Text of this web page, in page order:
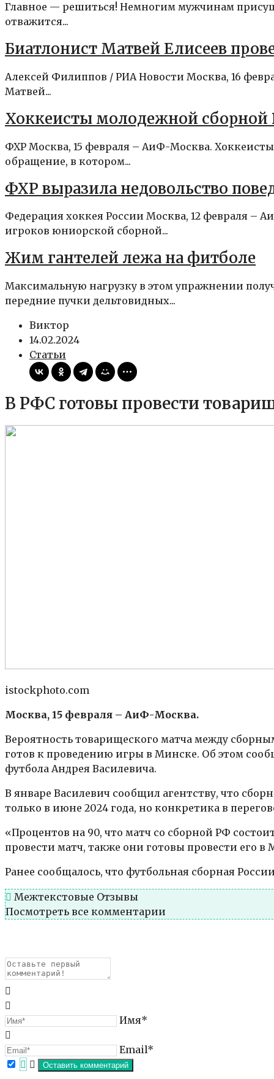
Главное — решиться! Немногим мужчинам
отважится...
Биатлонист Матвей Елисеев
Алексей Филиппов / РИА Новости Москва, 16
Матвей...
Хоккеисты молодежной сборной
ФХР Москва, 15 февраля – АиФ-Москва.
обращение, в котором...
ФХР выразила недовольство
Федерация хоккея России Москва, 12 февраля –
игроков юниорской сборной...
Жим гантелей лежа на фитболе
Максимальную нагрузку в этом упражнении
передние пучки дельтовидных...
Виктор
14.02.2024
Статьи
В РФС готовы провести
istockphoto.com
Москва, 15 февраля – АиФ-Москва.
Вероятность товарищеского матча между
готов к проведению игры в Минске. Об этом
футбола Андрея Василевича.
В январе Василевич сообщил агентству, что
только в июне 2024 года, но конкретика в
«Процентов на 90, что матч со сборной РФ
провести матч, также они готовы провести его
Ранее сообщалось, что футбольная сборная
Межтекстовые Отзывы
Посмотреть все комментарии
Имя*
Email*